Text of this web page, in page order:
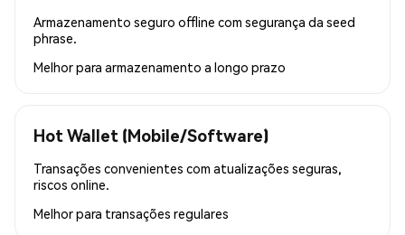
Armazenamento seguro offline com segurança da seed
phrase.
Melhor para armazenamento a longo prazo
Hot Wallet (Mobile/Software)
Transações convenientes com atualizações seguras,
riscos online.
Melhor para transações regulares